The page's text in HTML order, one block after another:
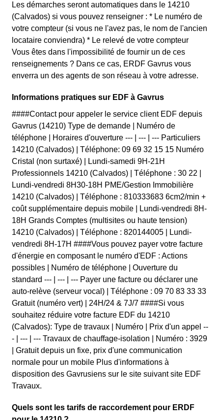
Les démarches seront automatiques dans le 14210
(Calvados) si vous pouvez renseigner : * Le numéro de
votre compteur (si vous ne l'avez pas, le nom de l'ancien
locataire conviendra) * Le relevé de votre compteur
Vous êtes dans l'impossibilité de fournir un de ces
renseignements ? Dans ce cas, ERDF Gavrus vous
enverra un des agents de son réseau à votre adresse.
Informations pratiques sur EDF à Gavrus
####Contact pour appeler le service client EDF depuis
Gavrus (14210) Type de demande | Numéro de
téléphone | Horaires d'ouverture --- | --- | --- Particuliers
14210 (Calvados) | Téléphone: 09 69 32 15 15 Numéro
Cristal (non surtaxé) | Lundi-samedi 9H-21H
Professionnels 14210 (Calvados) | Téléphone : 30 22 |
Lundi-vendredi 8H30-18H PME/Gestion Immobilière
14210 (Calvados) | Téléphone : 810333683 6cm2/min +
coût supplémentaire depuis mobile | Lundi-vendredi 8H-
18H Grands Comptes (multisites ou haute tension)
14210 (Calvados) | Téléphone : 820144005 | Lundi-
vendredi 8H-17H ####Vous pouvez payer votre facture
d'énergie en composant le numéro d'EDF : Actions
possibles | Numéro de téléphone | Ouverture du
standard --- | --- | --- Payer une facture ou déclarer une
auto-relève (serveur vocal) | Téléphone : 09 70 83 33 33
Gratuit (numéro vert) | 24H/24 & 7J/7 ####Si vous
souhaitez réduire votre facture EDF du 14210
(Calvados): Type de travaux | Numéro | Prix d'un appel --
- | --- | --- Travaux de chauffage-isolation | Numéro : 3929
| Gratuit depuis un fixe, prix d'une communication
normale pour un mobile Plus d'informations à
disposition des Gavrusiens sur le site suivant site EDF
Travaux.
Quels sont les tarifs de raccordement pour ERDF